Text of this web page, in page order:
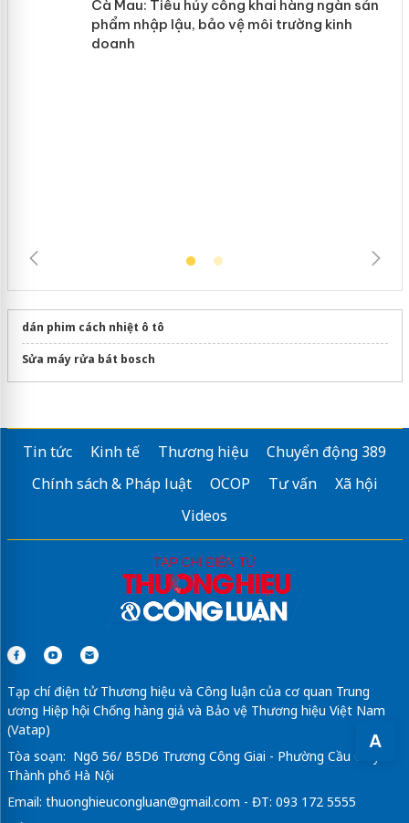
A
Hưng Yên: Xử lý 6 hộ kinh doanh bán
hàng giả mạo nhãn hiệu Adidas, Nike
dán phim cách nhiệt ô tô
Sửa máy rửa bát bosch
Tin tức Kinh tế Thương hiệu
Chuyển động 389
Chính sách & Pháp luật
OCOP Tư vấn
Xã hội
Videos
Tạp chí điện tử Thương hiệu và Công luận của cơ quan Trung
ương Hiệp hội Chống hàng giả và Bảo vệ Thương hiệu Việt Nam
(Vatap)
Tòa soạn: Ngõ 56/ B5D6 Trương Công Giai - Phường Cầu Giấy -
Thành phố Hà Nội
Email: thuonghieucongluan@gmail.com - ĐT: 093 172 5555